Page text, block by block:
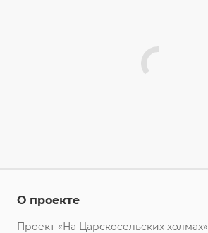
О проекте
Проект «На Царскосельских холмах»